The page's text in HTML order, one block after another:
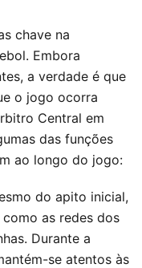
chave na
Embora
a verdade é que
o jogo ocorra
Central em
das funções
ao longo do jogo:
do apito inicial,
as redes dos
Durante a
se atentos às